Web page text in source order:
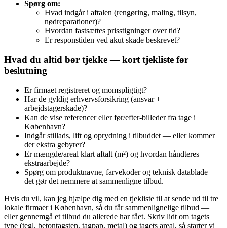
Spørg om:
Hvad indgår i aftalen (rengøring, maling, tilsyn,
nødreparationer)?
Hvordan fastsættes prisstigninger over tid?
Er responstiden ved akut skade beskrevet?
Hvad du altid bør tjekke — kort tjekliste før
beslutning
Er firmaet registreret og momspligtigt?
Har de gyldig erhvervsforsikring (ansvar +
arbejdstagerskade)?
Kan de vise referencer eller før/efter-billeder fra tage i
København?
Indgår stillads, lift og oprydning i tilbuddet — eller kommer
der ekstra gebyrer?
Er mængde/areal klart aftalt (m²) og hvordan håndteres
ekstraarbejde?
Spørg om produktnavne, farvekoder og teknisk datablade —
det gør det nemmere at sammenligne tilbud.
Hvis du vil, kan jeg hjælpe dig med en tjekliste til at sende ud til tre
lokale firmaer i København, så du får sammenlignelige tilbud —
eller gennemgå et tilbud du allerede har fået. Skriv lidt om tagets
type (tegl, betontagsten, tagpap, metal) og tagets areal, så starter vi